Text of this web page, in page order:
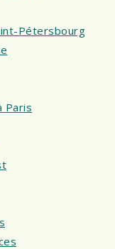
Pétersbourg
Paris